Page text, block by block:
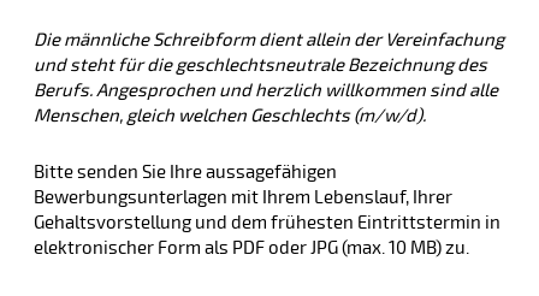
Die männliche Schreibform dient allein der Vereinfachung
und steht für die geschlechtsneutrale Bezeichnung des
Berufs. Angesprochen und herzlich willkommen sind alle
Menschen, gleich welchen Geschlechts (m/w/d).
Bitte senden Sie Ihre aussagefähigen
Bewerbungsunterlagen mit Ihrem Lebenslauf, Ihrer
Gehaltsvorstellung und dem frühesten Eintrittstermin in
elektronischer Form als PDF oder JPG (max. 10 MB) zu.